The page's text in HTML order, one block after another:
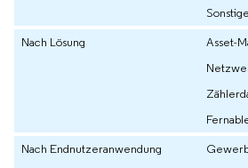
Nach Lösung
Asset-
Nach Endnutzeranwendung